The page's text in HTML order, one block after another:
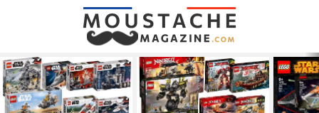
LATEST
STORIES